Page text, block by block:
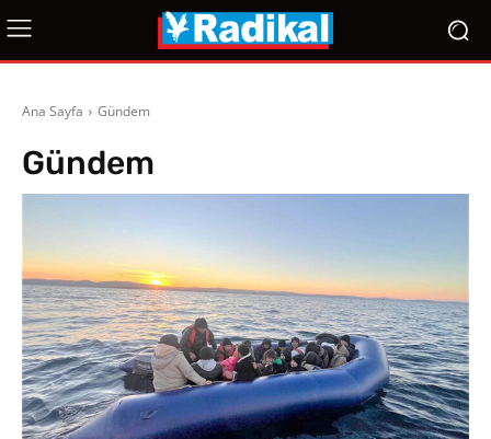
Ana Sayfa Gündem
Gündem